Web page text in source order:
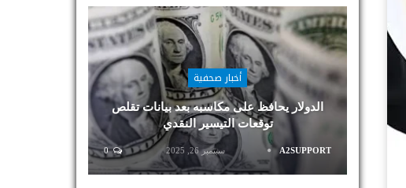
أخبار صحفية
الدولار يحافظ على مكاسبه بعد بيانات تقلص
توقعات التيسير النقدي
A2SUPPORT سبتمبر 26, 2025 0